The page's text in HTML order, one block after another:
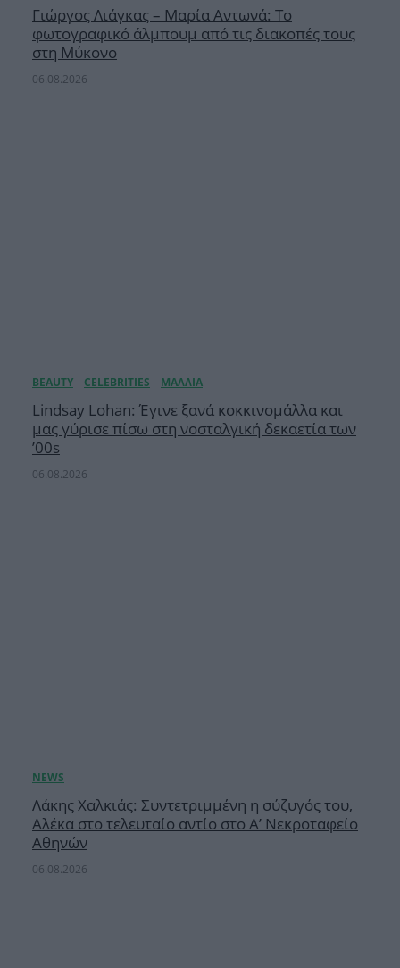
Γιώργος Λιάγκας – Μαρία Αντωνά: Το
φωτογραφικό άλμπουμ από τις διακοπές τους
στη Μύκονο
06.08.2026
Lindsay Lohan: Έγινε ξανά κοκκινομάλλα και
μας γύρισε πίσω στη νοσταλγική δεκαετία των
’00s
06.08.2026
Λάκης Χαλκιάς: Συντετριμμένη η σύζυγός του,
Αλέκα στο τελευταίο αντίο στο Α’ Νεκροταφείο
Αθηνών
06.08.2026